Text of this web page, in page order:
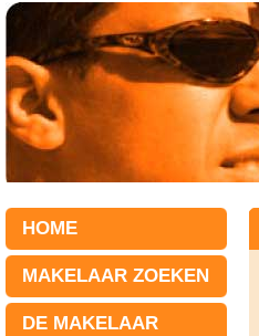
HOME
MAKELAAR ZOEKEN
DE MAKELAAR